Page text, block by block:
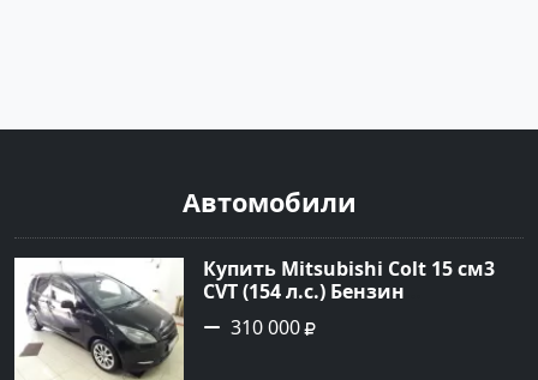
Автомобили
Купить Mitsubishi Colt 15 см3
CVT (154 л.с.) Бензин
турбонаддув в Краснодар:
цвет Чёрный металик Хетчбэк
310 000